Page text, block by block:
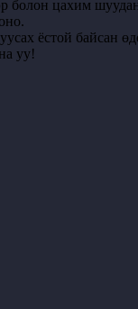
болон цахим
ёстой байсан
уу!